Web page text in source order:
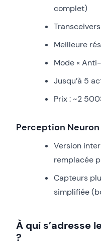
complet)
Meilleure
Mode «
Jusqu’à 5
Prix : ~2
Perception
Version
remplacée
Capteurs
simplifiée
À qui s’adresse
?